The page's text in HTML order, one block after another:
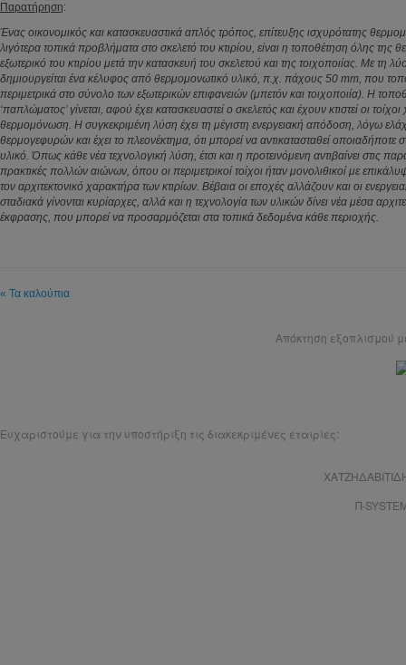
Παρατήρηση:
Ένας οικονομικός και κατασκευαστικά απλός τρόπος, επίτευξης ισχυρότατης
λιγότερα τοπικά προβλήματα στο σκελετό του κτιρίου, είναι η τοποθέτηση όλης της
εξωτερικό του κτιρίου μετά την κατασκευή του σκελετού και της τοιχοποιίας. Με τη
δημιουργείται ένα κέλυφος από θερμομονωτικό υλικό, π.χ. πάχους 50 mm, που
περιμετρικά στο σύνολο των εξωτερικών επιφανειών (μπετόν και τοιχοποιία). Η
‘παπλώματος’ γίνεται, αφού έχει κατασκευαστεί ο σκελετός και έχουν κτιστεί οι
θερμομόνωση. Η συγκεκριμένη λύση έχει τη μέγιστη ενεργειακή απόδοση, λόγω
θερμογεφυρών και έχει το πλεονέκτημα, ότι μπορεί να αντικατασταθεί οποιαδήποτε
υλικό. Όπως κάθε νέα τεχνολογική λύση, έτσι και η προτεινόμενη αντιβαίνει στις
πρακτικές πολλών αιώνων, όπου οι περιμετρικοί τοίχοι ήταν μονολιθικοί με
τον αρχιτεκτονικό χαρακτήρα των κτιρίων. Βέβαια οι εποχές αλλάζουν και οι
σταδιακά γίνονται κυρίαρχες, αλλά και η τεχνολογία των υλικών δίνει νέα μέσα
έκφρασης, που μπορεί να προσαρμόζεται στα τοπικά δεδομένα κάθε περιοχής.
« Τα καλούπια
Απόκτηση εξοπλισμού
Ευχαριστούμε για την υποστήριξη τις διακεκριμένες εταιρίες:
Π-